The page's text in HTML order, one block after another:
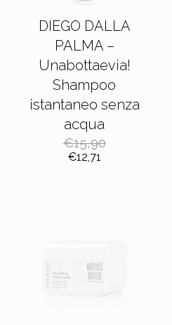
DIEGO DALLA
PALMA –
Unabottaevia!
Shampoo
istantaneo senza
acqua
€15,90
Il
€12,71